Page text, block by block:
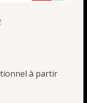
à partir